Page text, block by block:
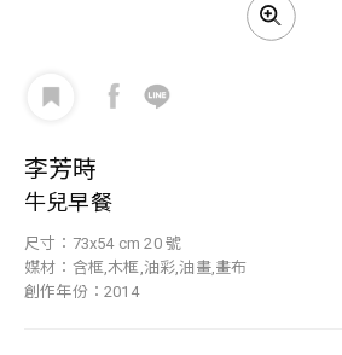
李芳時
牛兒早餐
尺寸：73x54 cm 20 號
媒材：含框,木框,油彩,油畫,畫布
創作年份：2014